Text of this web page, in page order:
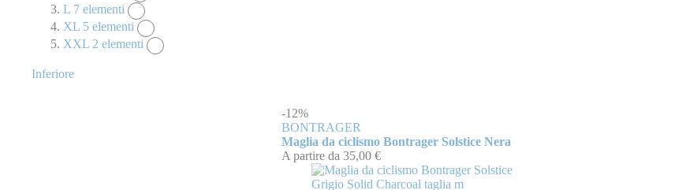
-12%
BONTRAGER
Maglia da ciclismo Bontrager Solstice Nera
A partire da 35,00 €
L 7 elementi
XL 5 elementi
XXL 2 elementi
Inferiore